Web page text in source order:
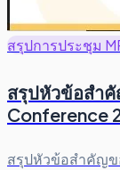
สรุปการประชุม
สรุปหัวข้อสำ
Conference
สรุปหัวข้อสำคัญข